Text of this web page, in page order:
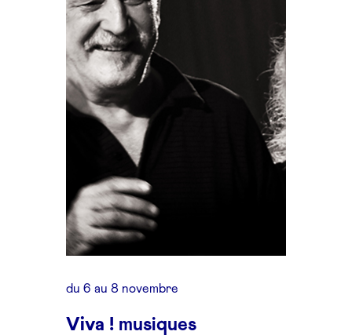
du 6 au 8 novembre
Viva ! musiques